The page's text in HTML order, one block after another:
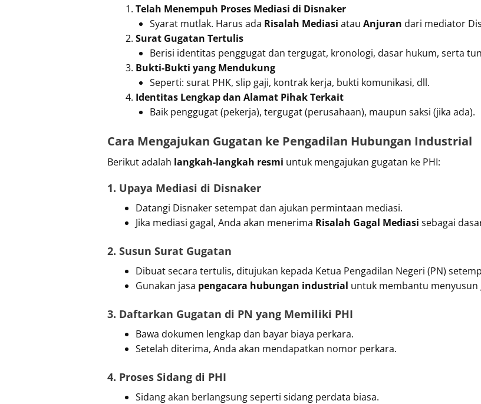
Telah Menempuh Proses Mediasi di Disnaker
Syarat mutlak. Harus ada Risalah Mediasi atau Anjuran dari mediator
Surat Gugatan Tertulis
Berisi identitas penggugat dan tergugat, kronologi, dasar hukum, serta
Bukti-Bukti yang Mendukung
Seperti: surat PHK, slip gaji, kontrak kerja, bukti komunikasi, dll.
Identitas Lengkap dan Alamat Pihak Terkait
Baik penggugat (pekerja), tergugat (perusahaan), maupun saksi (jika ada).
Cara Mengajukan Gugatan ke Pengadilan Hubungan Industrial
Berikut adalah langkah-langkah resmi untuk mengajukan gugatan ke PHI:
1. Upaya Mediasi di Disnaker
Datangi Disnaker setempat dan ajukan permintaan mediasi.
Jika mediasi gagal, Anda akan menerima Risalah Gagal Mediasi sebagai
2. Susun Surat Gugatan
Dibuat secara tertulis, ditujukan kepada Ketua Pengadilan Negeri (PN)
Gunakan jasa pengacara hubungan industrial untuk membantu
3. Daftarkan Gugatan di PN yang Memiliki PHI
Bawa dokumen lengkap dan bayar biaya perkara.
Setelah diterima, Anda akan mendapatkan nomor perkara.
4. Proses Sidang di PHI
Sidang akan berlangsung seperti sidang perdata biasa.